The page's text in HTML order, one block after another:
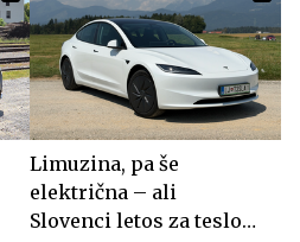
Limuzina, pa še
električna – ali
Slovenci letos za teslo